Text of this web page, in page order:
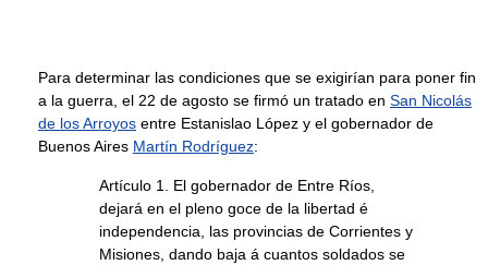
Para determinar las condiciones que se exigirían para poner fin
a la guerra, el 22 de agosto se firmó un tratado en San Nicolás
de los Arroyos entre Estanislao López y el gobernador de
Buenos Aires Martín Rodríguez:
Artículo 1. El gobernador de Entre Ríos,
dejará en el pleno goce de la libertad é
independencia, las provincias de Corrientes y
Misiones, dando baja á cuantos soldados se